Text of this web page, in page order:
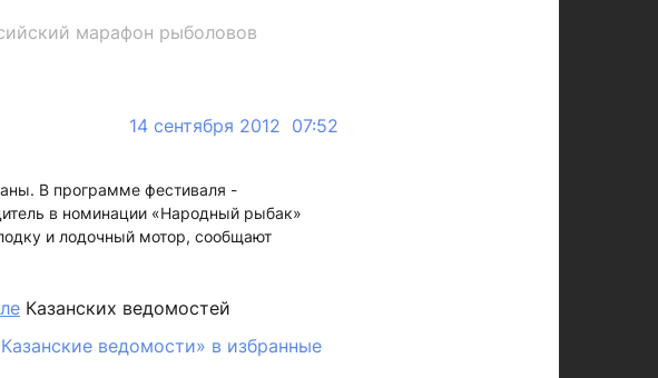
марафон рыболовов
14 сентября 2012 07:52
В программе фестиваля -
в номинации «Народный рыбак»
и лодочный мотор, сообщают
Казанских ведомостей
ведомости» в избранные